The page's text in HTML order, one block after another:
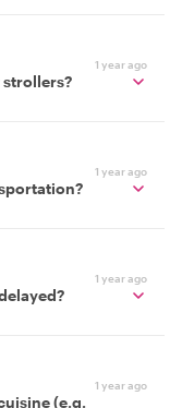
1 year ago
strollers?
1 year ago
1 year ago
1 year ago
(e.g.